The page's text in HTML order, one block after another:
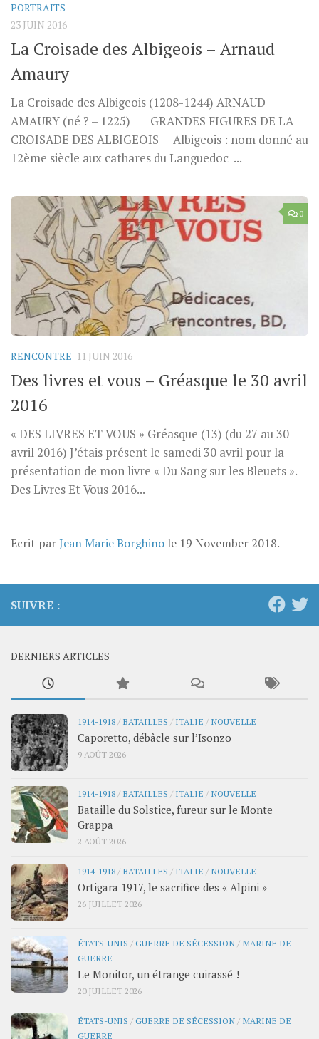
PORTRAITS
23 JUIN 2016
La Croisade des Albigeois – Arnaud
Amaury
La Croisade des Albigeois (1208-1244) ARNAUD
AMAURY (né ? – 1225) GRANDES FIGURES DE LA
CROISADE DES ALBIGEOIS Albigeois : nom donné au
12ème siècle aux cathares du Languedoc ...
0
RENCONTRE 11 JUIN 2016
Des livres et vous – Gréasque le 30 avril
2016
« DES LIVRES ET VOUS » Gréasque (13) (du 27 au 30
avril 2016) J’étais présent le samedi 30 avril pour la
présentation de mon livre « Du Sang sur les Bleuets ».
Des Livres Et Vous 2016...
Ecrit parJean Marie Borghino le 19 November 2018.
SUIVRE :
DERNIERS ARTICLES
1914-1918/ BATAILLES / ITALIE / NOUVELLE
Caporetto, débâcle sur l’Isonzo
9 AOÛT 2026
1914-1918/ BATAILLES / ITALIE / NOUVELLE
Bataille du Solstice, fureur sur le Monte
Grappa
2 AOÛT 2026
1914-1918/ BATAILLES / ITALIE / NOUVELLE
Ortigara 1917, le sacrifice des « Alpini »
26 JUILLET 2026
ÉTATS-UNIS /GUERRE DE SÉCESSION/ MARINE DE
GUERRE
Le Monitor, un étrange cuirassé !
20 JUILLET 2026
ÉTATS-UNIS /GUERRE DE SÉCESSION/ MARINE DE
GUERRE